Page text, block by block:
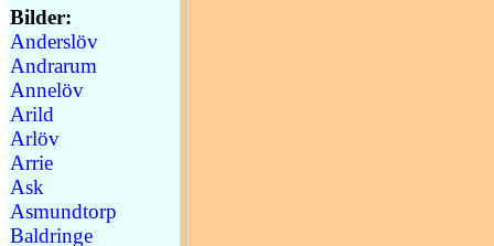
Bilder:
Anderslöv
Andrarum
Annelöv
Arild
Arlöv
Arrie
Ask
Asmundtorp
Baldringe